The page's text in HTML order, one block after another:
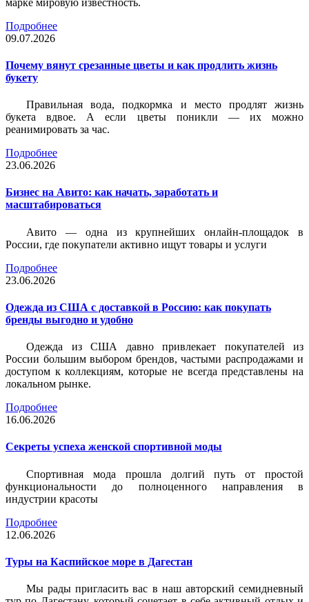
Подробнее
09.07.2026
Почему вянут срезанные цветы и как продлить жизнь
букету
Правильная вода, подкормка и место продлят жизнь
букета вдвое. А если цветы поникли — их можно
реанимировать за час.
Подробнее
23.06.2026
Бизнес на Авито: как начать, заработать и
масштабироваться
Авито — одна из крупнейших онлайн-площадок в
России, где покупатели активно ищут товары и услуги
Подробнее
23.06.2026
Одежда из США с доставкой в Россию: как покупать
бренды выгодно и удобно
Одежда из США давно привлекает покупателей из
России большим выбором брендов, частыми распродажами и
доступом к коллекциям, которые не всегда представлены на
локальном рынке.
Подробнее
16.06.2026
Секреты успеха женской спортивной моды
Спортивная мода прошла долгий путь от простой
функциональности до полноценного направления в
индустрии красоты
Подробнее
12.06.2026
Туры на Каспийское море в Дагестан
Мы рады пригласить вас в наш авторский семидневный